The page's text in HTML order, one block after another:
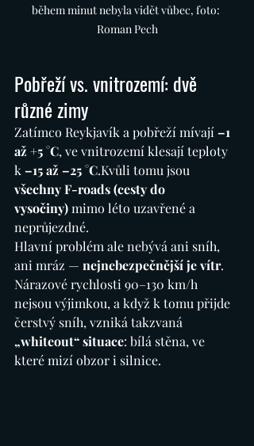
během minut nebyla vidět vůbec, foto:
Roman Pech
Pobřeží vs. vnitrozemí: dvě
různé zimy
Zatímco Reykjavík a pobřeží mívají –1
až +5 °C, ve vnitrozemí klesají teploty
k –15 až –25 °C.Kvůli tomu jsou
všechny F-roads (cesty do
vysočiny) mimo léto uzavřené a
neprůjezdné.
Hlavní problém ale nebývá ani sníh,
ani mráz — nejnebezpečnější je vítr.
Nárazové rychlosti 90–130 km/h
nejsou výjimkou, a když k tomu přijde
čerstvý sníh, vzniká takzvaná
„whiteout“ situace: bílá stěna, ve
které mizí obzor i silnice.